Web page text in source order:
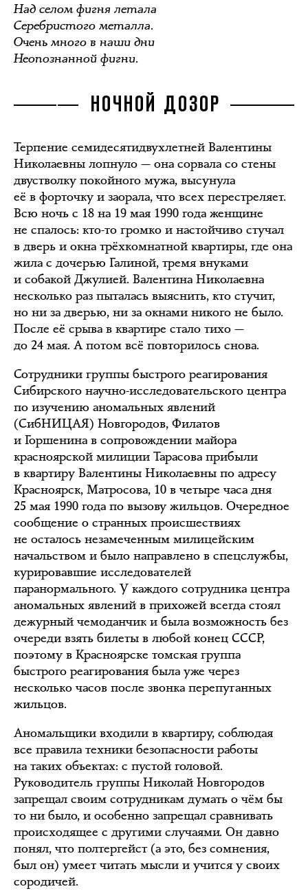
Над селом фигня летала
Серебристого металла.
Очень много в наши дни
Неопознанной фигни.
НОЧНОЙ ДОЗОР
Терпение семидесятидвухлетней Валентины
Николаевны лопнуло — она сорвала со стены
двустволку покойного мужа, высунула
её в форточку и заорала, что всех перестреляет.
Всю ночь с 18 на 19 мая 1990 года женщине
не спалось: кто-то громко и настойчиво стучал
в дверь и окна трёхкомнатной квартиры, где она
жила с дочерью Галиной, тремя внуками
и собакой Джулией. Валентина Николаевна
несколько раз пыталась выяснить, кто стучит,
но ни за дверью, ни за окнами никого не было.
После её срыва в квартире стало тихо —
до 24 мая. А потом всё повторилось снова.
Сотрудники группы быстрого реагирования
Сибирского научно-исследовательского центра
по изучению аномальных явлений
(СибНИЦАЯ) Новгородов, Филатов
и Горшенина в сопровождении майора
красноярской милиции Тарасова прибыли
в квартиру Валентины Николаевны по адресу
Красноярск, Матросова, 10 в четыре часа дня
25 мая 1990 года по вызову жильцов. Очередное
сообщение о странных происшествиях
не осталось незамеченным милицейским
начальством и было направлено в спецслужбы,
курировавшие исследователей
паранормального. У каждого сотрудника центра
аномальных явлений в прихожей всегда стоял
дежурный чемоданчик и была возможность без
очереди взять билеты в любой конец СССР,
поэтому в Красноярске томская группа
быстрого реагирования была уже через
несколько часов после звонка перепуганных
жильцов.
Аномальщики входили в квартиру, соблюдая
все правила техники безопасности работы
на таких объектах: с пустой головой.
Руководитель группы Николай Новгородов
запрещал своим сотрудникам думать о чём бы
то ни было, и особенно запрещал сравнивать
происходящее с другими случаями. Он давно
понял, что полтергейст (а это, без сомнения,
был он) умеет читать мысли и учится у своих
сородичей.